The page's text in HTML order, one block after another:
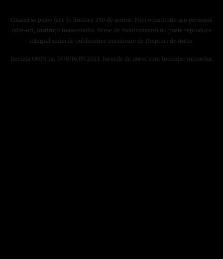
Citarea se poate face în limita a 250 de semne. Nici o instituţie sau persoană
(site-uri, instituţii mass-media, firme de monitorizare) nu poate reproduce
integral scrierile publicistice purtătoare de Drepturi de Autor.
Decizia ONJN nr. 1598/16.09.2021. Jocurile de noroc sunt interzise minorilor.